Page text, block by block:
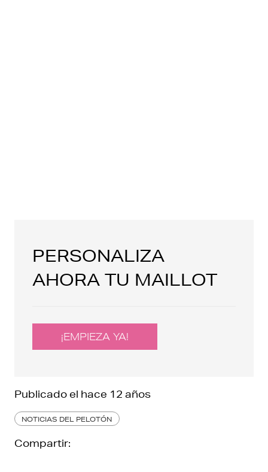
PERSONALIZA
AHORA TU MAILLOT
¡EMPIEZA YA!
Publicado el hace 12 años
NOTICIAS DEL PELOTÓN
Compartir: